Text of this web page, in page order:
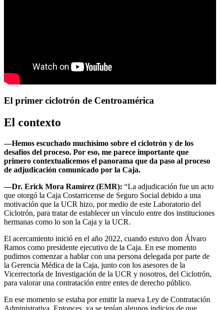
El primer ciclotrón de Centroamérica
El contexto
—Hemos escuchado muchísimo sobre el ciclotrón y de los
desafíos del proceso. Por eso, me parece importante que
primero contextualicemos el panorama que da paso al proceso
de adjudicación comunicado por la Caja.
—Dr. Erick Mora Ramírez (EMR): “La adjudicación fue un acto
que otorgó la Caja Costarricense de Seguro Social debido a una
motivación que la UCR hizo, por medio de este Laboratorio del
Ciclotrón, para tratar de establecer un vínculo entre dos instituciones
hermanas como lo son la Caja y la UCR.
El acercamiento inició en el año 2022, cuando estuvo don Álvaro
Ramos como presidente ejecutivo de la Caja. En ese momento
pudimos comenzar a hablar con una persona delegada por parte de
la Gerencia Médica de la Caja, junto con los asesores de la
Vicerrectoría de Investigación de la UCR y nosotros, del Ciclotrón,
para valorar una contratación entre entes de derecho público.
En ese momento se estaba por emitir la nueva Ley de Contratación